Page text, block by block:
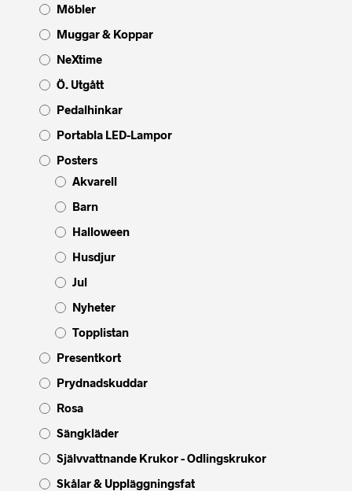
Möbler
Muggar & Koppar
NeXtime
Ö. Utgått
Pedalhinkar
Portabla LED-Lampor
Posters
Akvarell
Barn
Halloween
Husdjur
Jul
Nyheter
Topplistan
Presentkort
Prydnadskuddar
Rosa
Sängkläder
Självvattnande Krukor - Odlingskrukor
Skålar & Uppläggningsfat